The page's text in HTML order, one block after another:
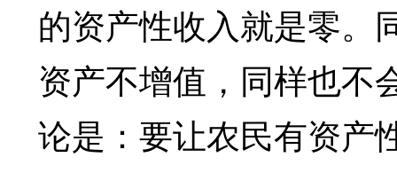
的资产性收入就是零。
资产不增值，同样也不
论是：要让农民有资产